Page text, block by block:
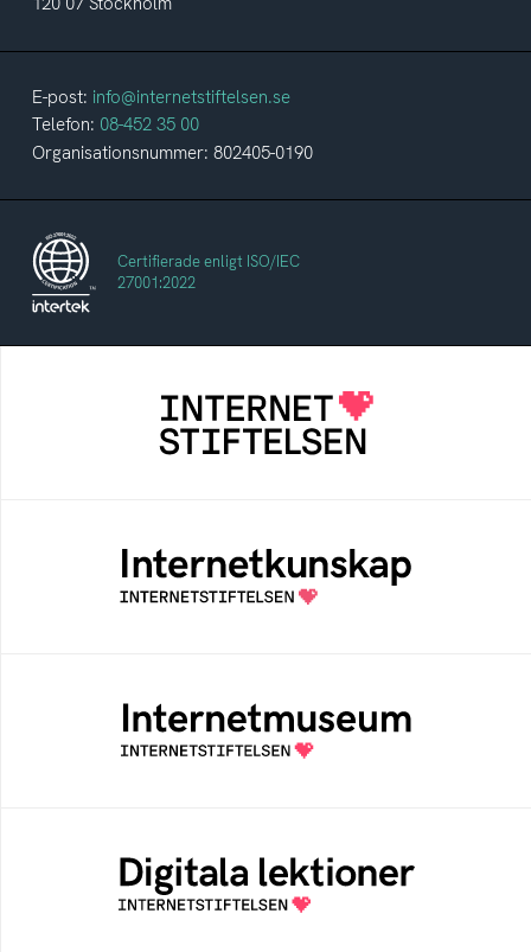
E-post: info@internetstiftelsen.se
Telefon: 08-452 35 00
Organisationsnummer: 802405-0190
Certifierade enligt ISO/IEC
27001:2022
Internetstiftelsen verkar för ett internet som
bidrar positivt till människan och samhället
Samlad kunskap som hjälper dig att bli en
säker och medveten internetanvändare
Ett digitalt museum som byggts, och kureras
av Internetstiftelsen
Öppen digital lärresurs med färdiga lektioner
för alla stadier i grundskolan